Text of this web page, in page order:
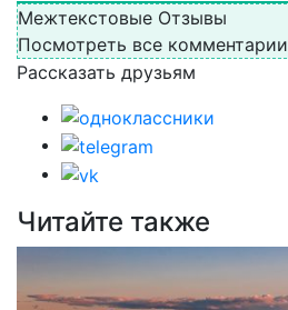
Межтекстовые Отзывы
Посмотреть все комментарии
Рассказать друзьям
Читайте также